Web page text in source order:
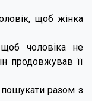
щоб жінка
чоловіка не
продовжував її
пошукати разом з